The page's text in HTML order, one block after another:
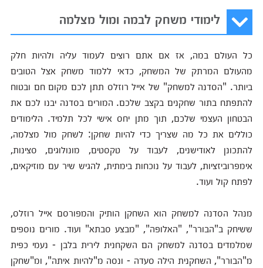
לימודי משחק לבמה ומול מצלמה
כל העולם במה, אז אם אתם רוצים לעמוד עליה ולהיות חלק
מהעולם המרתק של המשחק, כדאי ללמוד משחק אצל הטובים
ביותר. "הסדנה למשחק" של אייל רוזלס תתן לכם מקום חם ובטוח
להתפתח בתור שחקנים בקצב שלכם. המורים בסדנה יבנו לכם את
הבטחון העצמי שלכם, תוך מתן יחס אישי לכל תלמיד. הלימודים
כוללים את כל מה שצריך כדי להיות שחקן: לשחק מול מצלמה,
להתכונן לאודישנים, לעבוד על טקסטים, מונולוגים, סצינות,
אימפרוביזציות, לעבוד על נוכחות בימתית, להגיש שיר עם מוזיקאים,
לפתח קול ועוד.
מנהל הסדנה למשחק הוא השחקן הותיק והמפורסם אייל רוזלס,
ששיחק ב"הבורר", "האלופה", "מבצע סבתא" ועוד. מורים נוספים
שמלמדים בסדנה למשחק הם השקחנית לירית בלבן - נעמי כפית
מ"הבורר", השחקנית הילה סעדה - ונסה מ"להיות איתה", ומ"שחקן